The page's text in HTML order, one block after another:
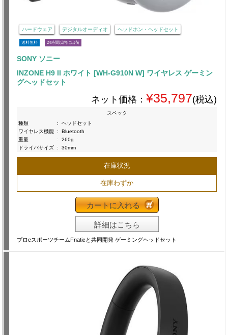
ハードウェア デジタルオーディオ ヘッドホン・ヘッドセット
送料無料 24時間以内に出荷
SONY ソニー
INZONE H9 II ホワイト [WH-G910N W] ワイヤレス ゲーミン
グヘッドセット
ネット価格： ¥35,797(税込)
スペック
種類
:
ヘッドセット
ワイヤレス機能 :
Bluetooth
重量
:
260g
ドライバサイズ : 30mm
在庫状況
在庫わずか
カートに入れる
詳細はこちら
プロeスポーツチームFnaticと共同開発 ゲーミングヘッドセット